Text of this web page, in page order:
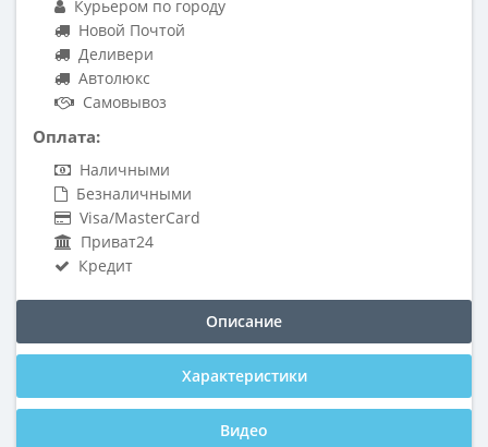
Курьером по городу
Новой Почтой
Деливери
Автолюкс
Самовывоз
Оплата:
Наличными
Безналичными
Visa/MasterCard
Приват24
Кредит
Описание
Характеристики
Видео